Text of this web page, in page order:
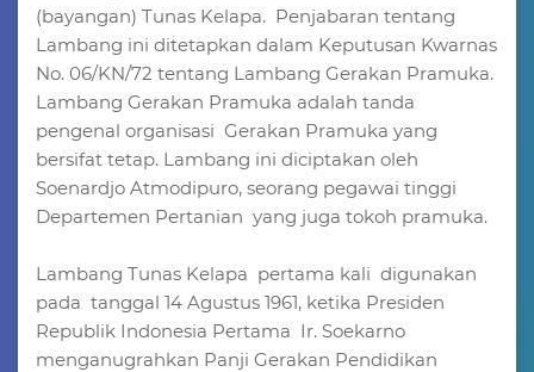
(bayangan) Tunas Kelapa. Penjabaran tentang
Lambang ini ditetapkan dalam Keputusan Kwarnas
No. 06/KN/72 tentang Lambang Gerakan Pramuka.
Lambang Gerakan Pramuka adalah tanda
pengenal organisasi Gerakan Pramuka yang
bersifat tetap. Lambang ini diciptakan oleh
Soenardjo Atmodipuro, seorang pegawai tinggi
Departemen Pertanian yang juga tokoh pramuka.
Lambang Tunas Kelapa pertama kali digunakan
pada tanggal 14 Agustus 1961, ketika Presiden
Republik Indonesia Pertama Ir. Soekarno
menganugrahkan Panji Gerakan Pendidikan